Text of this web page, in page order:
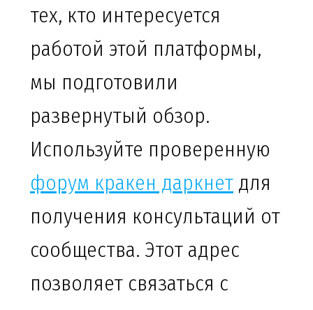
тех, кто интересуется
работой этой платформы,
мы подготовили
развернутый обзор.
Используйте проверенную
форум кракен даркнет для
получения консультаций от
сообщества. Этот адрес
позволяет связаться с